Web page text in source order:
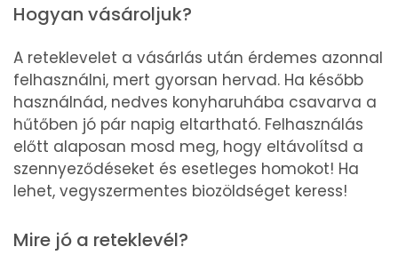
Hogyan vásároljuk?
A reteklevelet a vásárlás után érdemes azonnal
felhasználni, mert gyorsan hervad. Ha később
használnád, nedves konyharuhába csavarva a
hűtőben jó pár napig eltartható. Felhasználás
előtt alaposan mosd meg, hogy eltávolítsd a
szennyeződéseket és esetleges homokot! Ha
lehet, vegyszermentes biozöldséget keress!
Mire jó a reteklevél?